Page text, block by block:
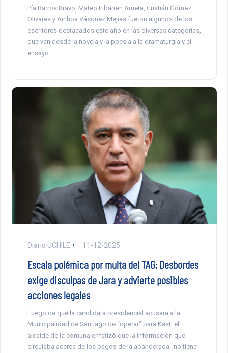
Pía Barros Bravo, Mateo Iribarren Arrieta, Cristián Gómez
Olivares y Ainhoa Vásquez Mejías fueron algunos de los
escritores destacados este año en las diversas categorías,
que van desde la novela y la poesía a la dramaturgia y el
ensayo.
Diario UCHILE 11-12-2025
Escala polémica por multa del TAG: Desbordes
exige disculpas de Jara y advierte posibles
acciones legales
Luego de que la candidata presidencial acusara a la
Municipalidad de Santiago de “operar” para Kast, el
alcalde de la comuna enfatizó que la información que
circulaba acerca de los pagos de la abanderada “no tiene